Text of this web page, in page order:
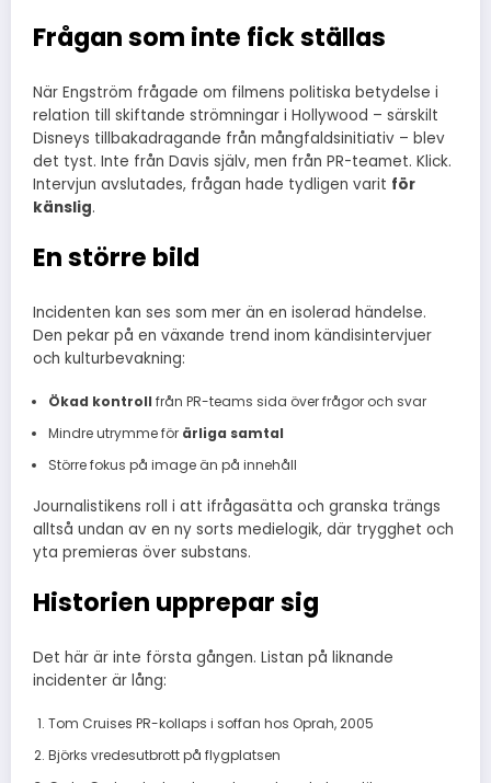
Frågan som inte fick ställas
När Engström frågade om filmens politiska betydelse i
relation till skiftande strömningar i Hollywood – särskilt
Disneys tillbakadragande från mångfaldsinitiativ – blev
det tyst. Inte från Davis själv, men från PR-teamet. Klick.
Intervjun avslutades, frågan hade tydligen varit för
känslig.
En större bild
Incidenten kan ses som mer än en isolerad händelse.
Den pekar på en växande trend inom kändisintervjuer
och kulturbevakning:
Ökad kontroll från PR-teams sida över frågor och svar
Mindre utrymme för ärliga samtal
Större fokus på image än på innehåll
Journalistikens roll i att ifrågasätta och granska trängs
alltså undan av en ny sorts medielogik, där trygghet och
yta premieras över substans.
Historien upprepar sig
Det här är inte första gången. Listan på liknande
incidenter är lång:
Tom Cruises PR-kollaps i soffan hos Oprah, 2005
Björks vredesutbrott på flygplatsen